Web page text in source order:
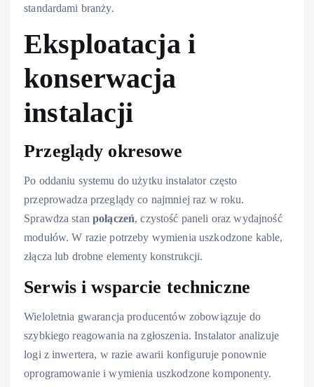
standardami branży.
Eksploatacja i
konserwacja
instalacji
Przeglądy okresowe
Po oddaniu systemu do użytku instalator często
przeprowadza przeglądy co najmniej raz w roku.
Sprawdza stanpołączeń, czystość paneli oraz wydajność
modułów. W razie potrzeby wymienia uszkodzone kable,
złącza lub drobne elementy konstrukcji.
Serwis i wsparcie techniczne
Wieloletnia gwarancja producentów zobowiązuje do
szybkiego reagowania na zgłoszenia. Instalator analizuje
logi z inwertera, w razie awarii konfiguruje ponownie
oprogramowanie i wymienia uszkodzone komponenty.